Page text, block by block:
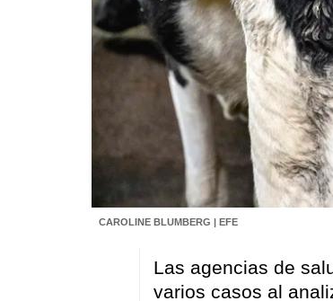
CAROLINE BLUMBERG | EFE
Las agencias de
varios casos al